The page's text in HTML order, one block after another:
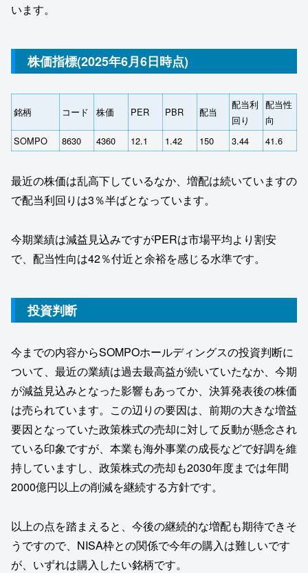
います。
株価指標(2025年6月6日時点)
銘柄 コード 株価 PER PBR 配当
配当利
回り
配当性
向
SOMPO
8630 4360 12.1 1.42 150 3.44 41.6
最近の株価は乱高下しているなか、増配は続いていますの
で配当利回りは3％半ばとなっています。
今期業績は減益見込みですがPERは市場平均より割安
で、配当性向は42％付近と余裕を感じる水準です。
投資判断
今までの内容からSOMPOホールディングスの投資判断に
ついて、最近の業績は過去最高益が続いていたなか、今期
が減益見込みとなった影響もあってか、決算発表後の株価
は売られています。この辺りの要因は、前期の大きな増益
要因となっていた政策株式の売却に対して反動が懸念され
ている印象ですが、本業も海外事業の成長などで好調を維
持していますし、政策株式の売却も2030年度までは年間
2000億円以上の削減を継続する方針です。
以上の点を踏まえると、今後の継続的な増配も期待できそ
うですので、NISA枠との関係で今年の購入は難しいです
が、いずれは購入したい銘柄です。